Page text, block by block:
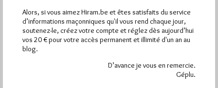
Abonnement aux Newsletters - RSS
Alors, si vous aimez Hiram.be et êtes satisfaits du service
d’informations maçonniques qu'il vous rend chaque jour,
soutenez-le, créez votre compte et réglez dès aujourd’hui
vos 20 € pour votre accès permanent et illimité d'un an au
blog.
D’avance je vous en remercie.
Géplu.